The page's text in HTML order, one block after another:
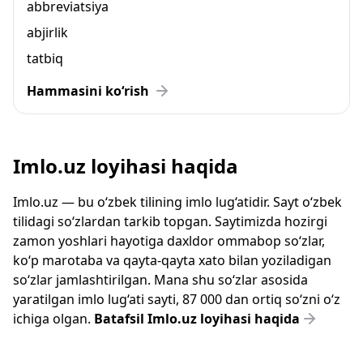
abbreviatsiya
abjirlik
tatbiq
Hammasini ko‘rish
Imlo.uz loyihasi haqida
Imlo.uz — bu o‘zbek tilining imlo lug‘atidir. Sayt o‘zbek
tilidagi so‘zlardan tarkib topgan. Saytimizda hozirgi
zamon yoshlari hayotiga daxldor ommabop so‘zlar,
ko‘p marotaba va qayta-qayta xato bilan yoziladigan
so‘zlar jamlashtirilgan. Mana shu so‘zlar asosida
yaratilgan imlo lug‘ati sayti, 87 000 dan ortiq so‘zni o‘z
ichiga olgan. Batafsil Imlo.uz loyihasi haqida